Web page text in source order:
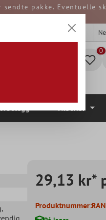
pakke. Eventuelle
,
29,13 kr*
Produktnummer: